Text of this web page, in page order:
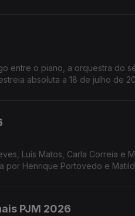
entre o piano, a orquestra do
absoluta a 18 de julho de
Luís Matos, Carla Correia e
por Henrique Portovedo e
PJM 2026